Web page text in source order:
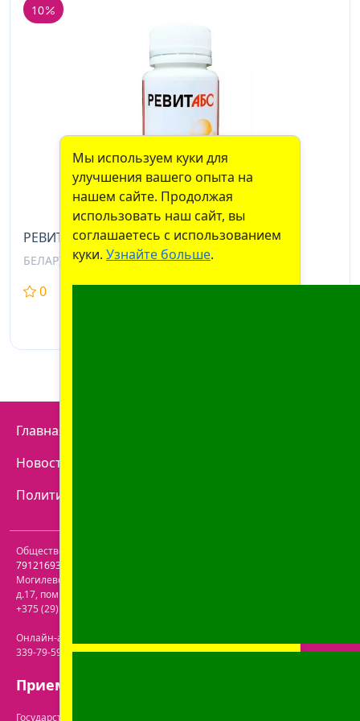
10
РЕВИТАБС ДРАЖЕ, 500МГ, №100
БЕЛАРУСЬ БИОЗДРАВИТ ООО,
0
Главная
Новости
Политика конфиденциальности
Общество с ограниченной ответственностью "Пролайф" УНП
791216930
Могилевская обл.
д.17, пом. 116
+375 (29) 613-08-30
Онлайн-аптека: г. Бобруйск, ул. Советская 40-3. Телефон: +375 (29)
339-79-59. Электронная почта:info@aptekaonline.by
Прием заказов: с 9:00 до 21:00.
Государственная регистрация осуществлена Бобруйским городским
Мы используем куки для
улучшения вашего опыта на
нашем сайте. Продолжая
использовать наш сайт, вы
соглашаетесь с использованием
куки. Узнайте больше.